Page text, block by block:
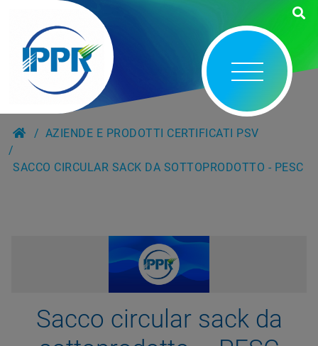
AZIENDE E PRODOTTI CERTIFICATI PSV
SACCO CIRCULAR SACK DA SOTTOPRODOTTO - PESC
Sacco circular sack da